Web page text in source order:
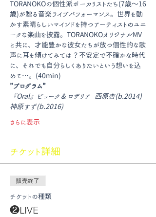
TORANOKOの個性派ボーカリストたち(7歳〜16
歳)が贈る音楽ライブパフォーマンス。世界を動
かす素晴らしいマインドを持つアーティストのユニ
ークな楽曲を披露。TORANOKOオリジナルMV
と共に、才能豊かな彼女たちが放つ個性的な歌
声に耳を傾けてみては？不安定で不確かな時代
に、それでも自分らしくありたいという想いを込
めて…。(40min)
”プログラム”
『Oral』ビョーク & ロザリア  西原杏(b.2014)
神原すず(b.2016)
さらに表示
チケット詳細
販売終了
チケットの種類
❷LIVE